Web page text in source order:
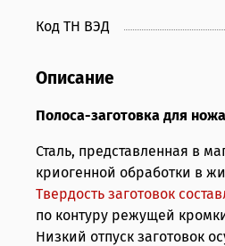
Код ТН ВЭД
Описание
Полоса-заготовка для
Сталь, представленная в
криогенной обработки в
Твердость заготовок
по контуру режущей
Низкий отпуск заготовок